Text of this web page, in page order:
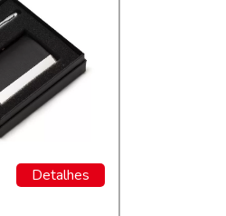
Detalhes